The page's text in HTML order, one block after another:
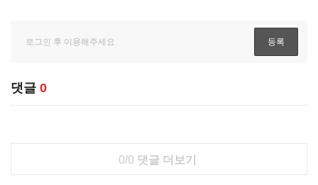
댓글 0
0/0 댓글 더보기